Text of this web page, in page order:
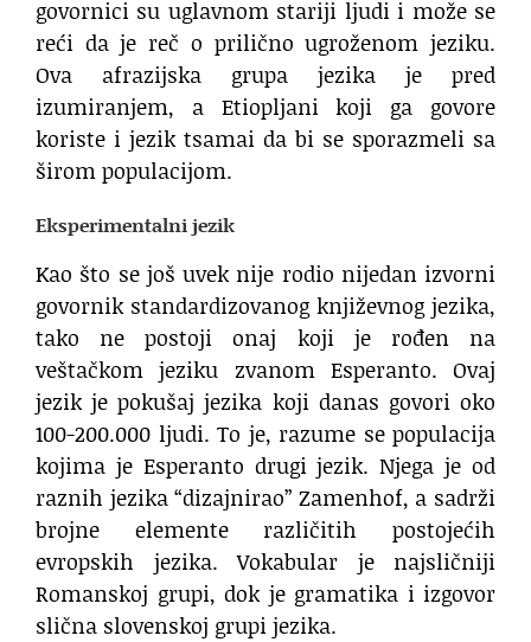
govornici su uglavnom stariji ljudi i može se
reći da je reč o prilično ugroženom jeziku.
Ova afrazijska grupa jezika je pred
izumiranjem, a Etiopljani koji ga govore
koriste i jezik tsamai da bi se sporazmeli sa
širom populacijom.
Eksperimentalni jezik
Kao što se još uvek nije rodio nijedan izvorni
govornik standardizovanog književnog jezika,
tako ne postoji onaj koji je rođen na
veštačkom jeziku zvanom Esperanto. Ovaj
jezik je pokušaj jezika koji danas govori oko
100-200.000 ljudi. To je, razume se populacija
kojima je Esperanto drugi jezik. Njega je od
raznih jezika “dizajnirao” Zamenhof, a sadrži
brojne elemente različitih postojećih
evropskih jezika. Vokabular je najsličniji
Romanskoj grupi, dok je gramatika i izgovor
slična slovenskoj grupi jezika.